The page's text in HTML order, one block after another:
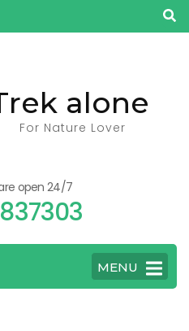
alone
For Nature Lover
open 24/7
MENU